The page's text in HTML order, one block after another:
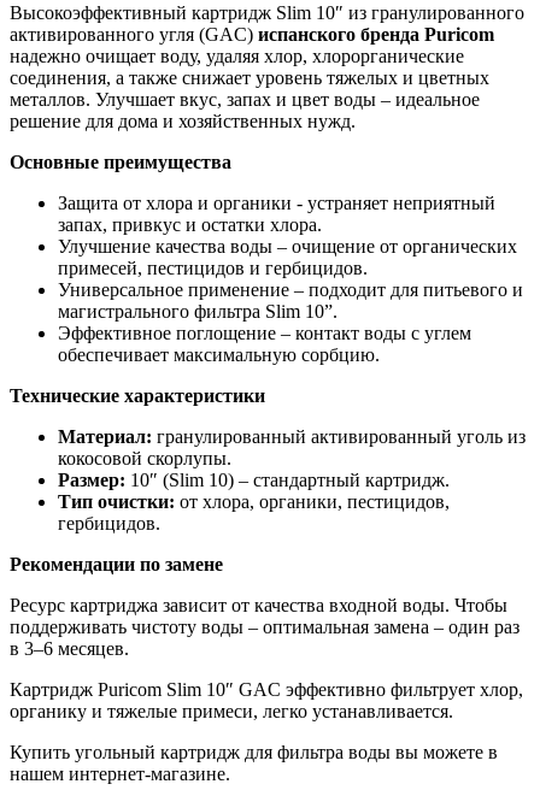
Высокоэффективный картридж Slim 10″ из гранулированного
активированного угля (GAC) испанского бренда Puricom
надежно очищает воду, удаляя хлор, хлорорганические
соединения, а также снижает уровень тяжелых и цветных
металлов. Улучшает вкус, запах и цвет воды – идеальное
решение для дома и хозяйственных нужд.
Основные преимущества
Защита от хлора и органики - устраняет неприятный
запах, привкус и остатки хлора.
Улучшение качества воды – очищение от органических
примесей, пестицидов и гербицидов.
Универсальное применение – подходит для питьевого и
магистрального фильтра Slim 10”.
Эффективное поглощение – контакт воды с углем
обеспечивает максимальную сорбцию.
Технические характеристики
Материал: гранулированный активированный уголь из
кокосовой скорлупы.
Размер: 10″ (Slim 10) – стандартный картридж.
Тип очистки: от хлора, органики, пестицидов,
гербицидов.
Рекомендации по замене
Ресурс картриджа зависит от качества входной воды. Чтобы
поддерживать чистоту воды – оптимальная замена – один раз
в 3–6 месяцев.
Картридж Puricom Slim 10″ GAC эффективно фильтрует хлор,
органику и тяжелые примеси, легко устанавливается.
Купить угольный картридж для фильтра воды вы можете в
нашем интернет-магазине.